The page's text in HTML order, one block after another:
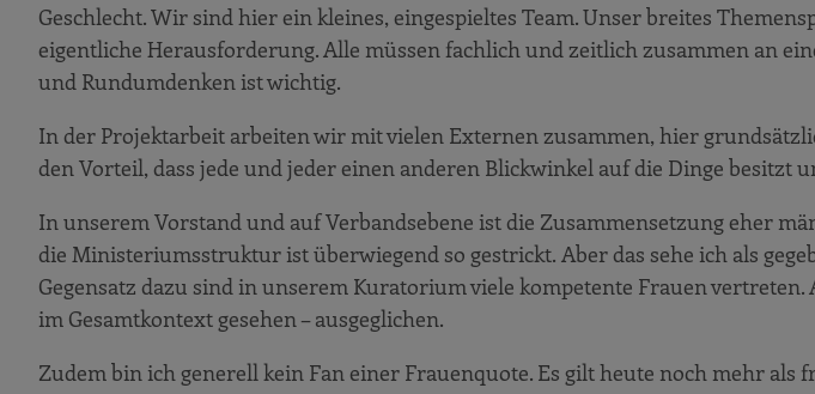
Geschlecht. Wir sind hier ein kleines, eingespieltes Team. Unser breites
eigentliche Herausforderung. Alle müssen fachlich und zeitlich zusammen an
und Rundumdenken ist wichtig.
In der Projektarbeit arbeiten wir mit vielen Externen zusammen, hier
den Vorteil, dass jede und jeder einen anderen Blickwinkel auf die Dinge besitzt
In unserem Vorstand und auf Verbandsebene ist die Zusammensetzung eher
die Ministeriumsstruktur ist überwiegend so gestrickt. Aber das sehe ich als
Gegensatz dazu sind in unserem Kuratorium viele kompetente Frauen vertreten.
im Gesamtkontext gesehen – ausgeglichen.
Zudem bin ich generell kein Fan einer Frauenquote. Es gilt heute noch mehr als